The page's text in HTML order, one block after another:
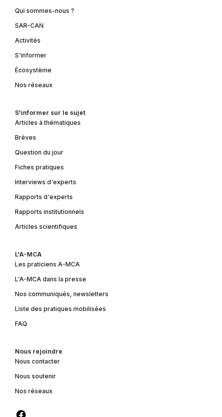
Qui sommes-nous ?
SAR-CAN
Activités
S'informer
Écosystème
Nos réseaux
S'informer sur le sujet
Articles à thématiques
Brèves
Question du jour
Fiches pratiques
Interviews d'experts
Rapports d'experts
Rapports institutionnels
Articles scientifiques
L'A-MCA
Les praticiens A-MCA
L'A-MCA dans la presse
Nos communiqués, newsletters
Liste des pratiques mobilisées
FAQ
Nous rejoindre
Nous contacter
Nous soutenir
Nos réseaux